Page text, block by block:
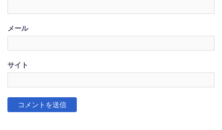
メール
サイト